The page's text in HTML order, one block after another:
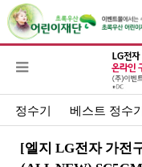
정수기 베스트 정수기
[엘지 LG전자 가전